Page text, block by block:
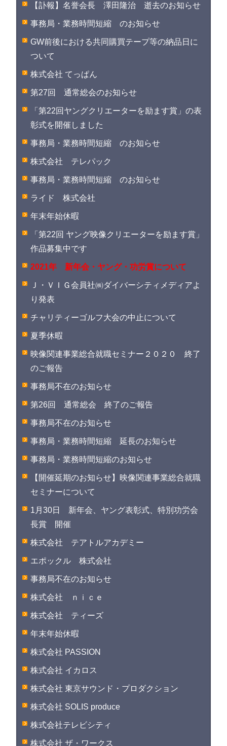
【訃報】名誉会長 澤田隆治 逝去のお知らせ
事務局・業務時間短縮 のお知らせ
GW前後における共同購買テープ等の納品日に
ついて
株式会社 てっぱん
第27回 通常総会のお知らせ
「第22回ヤングクリエーターを励ます賞」の表
彰式を開催しました
事務局・業務時間短縮 のお知らせ
株式会社 テレパック
事務局・業務時間短縮 のお知らせ
ライド 株式会社
年末年始休暇
「第22回 ヤング映像クリエーターを励ます賞」
作品募集中です
2021年 新年会・ヤング・功労賞について
Ｊ・ＶＩＧ会員社㈱ダイバーシティメディアよ
り発表
チャリティーゴルフ大会の中止について
夏季休暇
映像関連事業総合就職セミナー２０２０ 終了
のご報告
事務局不在のお知らせ
第26回 通常総会 終了のご報告
事務局不在のお知らせ
事務局・業務時間短縮 延長のお知らせ
事務局・業務時間短縮のお知らせ
【開催延期のお知らせ】映像関連事業総合就職
セミナーについて
1月30日 新年会、ヤング表彰式、特別功労会
長賞 開催
株式会社 テアトルアカデミー
エポックル 株式会社
事務局不在のお知らせ
株式会社 ｎｉｃｅ
株式会社 ティーズ
年末年始休暇
株式会社 PASSION
株式会社 イカロス
株式会社 東京サウンド・プロダクション
株式会社 SOLIS produce
株式会社テレビシティ
株式会社 ザ・ワークス